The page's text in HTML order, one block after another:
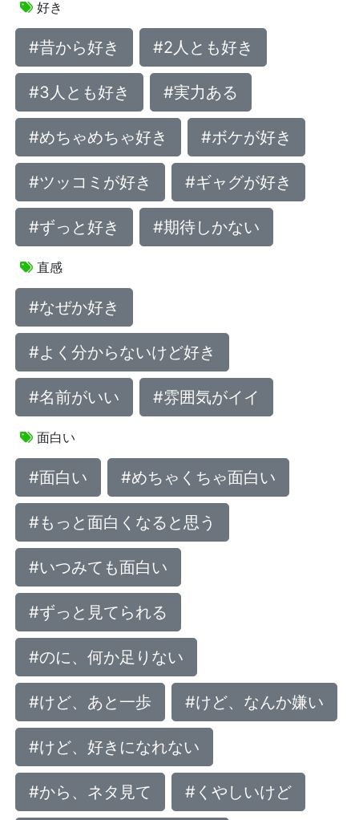
好き
#昔から好き #2人とも好き
#3人とも好き #実力ある
#めちゃめちゃ好き #ボケが好き
#ツッコミが好き #ギャグが好き
#ずっと好き #期待しかない
直感
#なぜか好き
#よく分からないけど好き
#名前がいい #雰囲気がイイ
面白い
#面白い #めちゃくちゃ面白い
#もっと面白くなると思う
#いつみても面白い
#ずっと見てられる
#のに、何か足りない
#けど、あと一歩 #けど、なんか嫌い
#けど、好きになれない
#から、ネタ見て #くやしいけど